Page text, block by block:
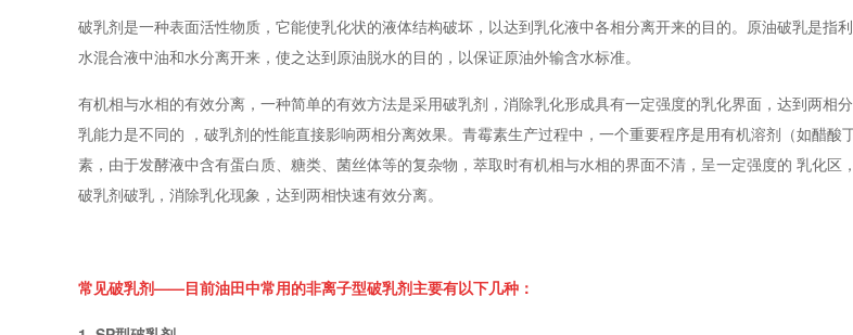
破乳剂是一种表面活性物质，它能使乳化状的液体结构破坏，以达到乳化液中各相分离开来的目的。原油破乳是指
水混合液中油和水分离开来，使之达到原油脱水的目的，以保证原油外输含水标准。
有机相与水相的有效分离，一种简单的有效方法是采用破乳剂，消除乳化形成具有一定强度的乳化界面，达到两相
乳能力是不同的 ，破乳剂的性能直接影响两相分离效果。青霉素生产过程中，一个重要程序是用有机溶剂（如醋酸
素，由于发酵液中含有蛋白质、糖类、菌丝体等的复杂物，萃取时有机相与水相的界面不清，呈一定强度的 乳化区
破乳剂破乳，消除乳化现象，达到两相快速有效分离。
常见破乳剂——目前油田中常用的非离子型破乳剂主要有以下几种：